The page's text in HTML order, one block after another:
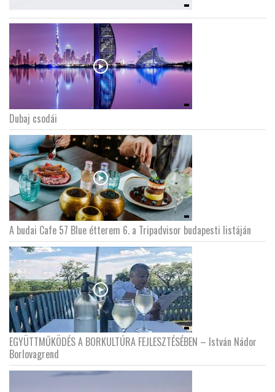
Dubaj csodái
A budai Cafe 57 Blue étterem 6. a Tripadvisor budapesti listáján
EGYÜTTMŰKÖDÉS A BORKULTÚRA FEJLESZTÉSÉBEN – István Nádor
Borlovagrend